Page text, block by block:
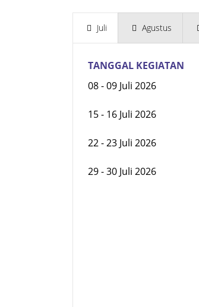
Juli Agustus
TANGGAL KEGIATAN
08 - 09 Juli 2026
15 - 16 Juli 2026
22 - 23 Juli 2026
29 - 30 Juli 2026